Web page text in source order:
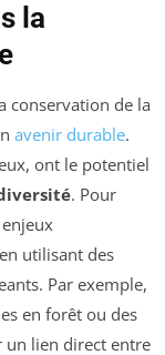
la
conservation de la
avenir durable.
ont le potentiel
. Pour
utilisant des
Par exemple,
en forêt ou des
un lien direct entre